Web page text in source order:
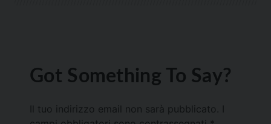
Got Something To Say?
Il tuo indirizzo email non sarà pubblicato.